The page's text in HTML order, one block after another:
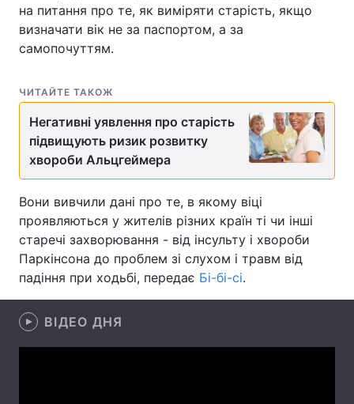
Головна Війна
Економіка Світ
Спорт Наука
Зброя Інциденти
Здоров'я Туризм
Цікавинки Погода
Екологія
Лонгріди
на питання про те, як виміряти старість, якщо
визначати вік не за паспортом, а за
самопочуттям.
ЧИТАЙТЕ ТАКОЖ
Негативні уявлення про старість
підвищують ризик розвитку
хвороби Альцгеймера
Вони вивчили дані про те, в якому віці
проявляються у жителів різних країн ті чи інші
старечі захворювання - від інсульту і хвороби
Паркінсона до проблем зі слухом і травм від
падіння при ходьбі, передає Бі-бі-сі.
ВІДЕО ДНЯ